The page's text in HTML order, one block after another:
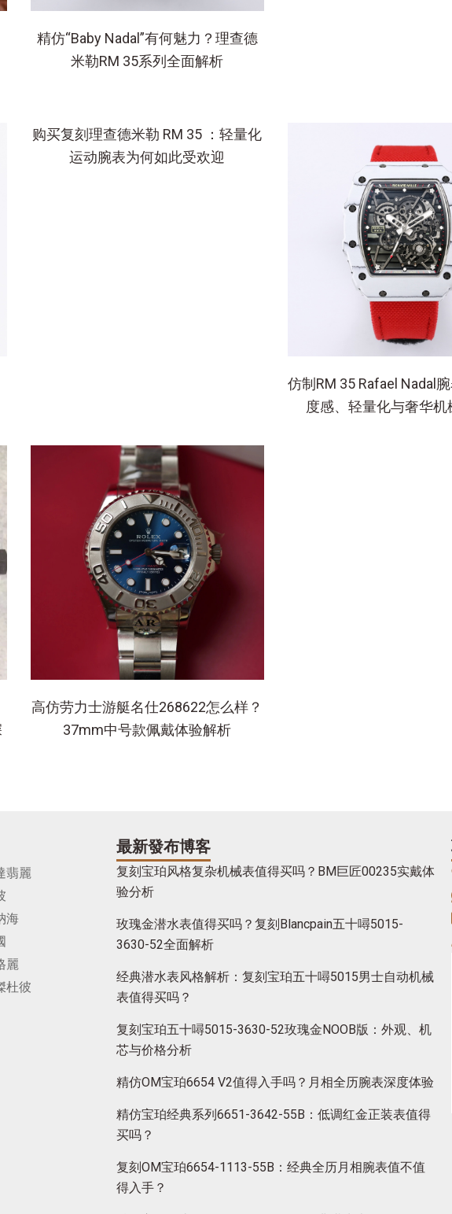
精仿“Baby Nadal”有何魅力？理查德
米勒RM 35系列全面解析
购买复刻理查德米勒 RM 35 ：轻量化
运动腕表为何如此受欢迎
仿制RM 35 Rafael Nadal
度感、轻量化与奢华机
高仿劳力士游艇名仕268622怎么样？
37mm中号款佩戴体验解析
翡麗
海
麗
杜彼
最新發布博客
复刻宝珀风格复杂机械表值得买吗？BM巨匠00235实戴体
验分析
玫瑰金潜水表值得买吗？复刻Blancpain五十噚5015-
3630-52全面解析
经典潜水表风格解析：复刻宝珀五十噚5015男士自动机械
表值得买吗？
复刻宝珀五十噚5015-3630-52玫瑰金NOOB版：外观、机
芯与价格分析
精仿OM宝珀6654 V2值得入手吗？月相全历腕表深度体验
精仿宝珀经典系列6651-3642-55B：低调红金正装表值得
买吗？
复刻OM宝珀6654-1113-55B：经典全历月相腕表值不值
得入手？